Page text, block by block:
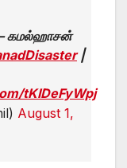
– கமல்ஹாசன்
|
tKIDeFyWpj
August 1,